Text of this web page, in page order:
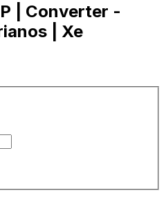
| Converter -
| Xe